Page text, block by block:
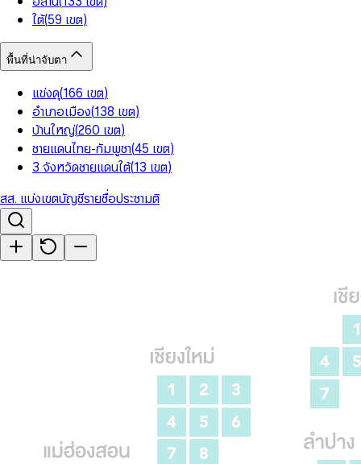
ใต้(59 เขต)
พื้นที่น่าจับตา
แข่งดุ(166 เขต)
อำเภอเมือง(138 เขต)
บ้านใหญ่(260 เขต)
ชายแดนไทย-กัมพูชา(45 เขต)
3 จังหวัดชายแดนใต้(13 เขต)
สส. แบ่งเขตบัญชีรายชื่อประชามติ